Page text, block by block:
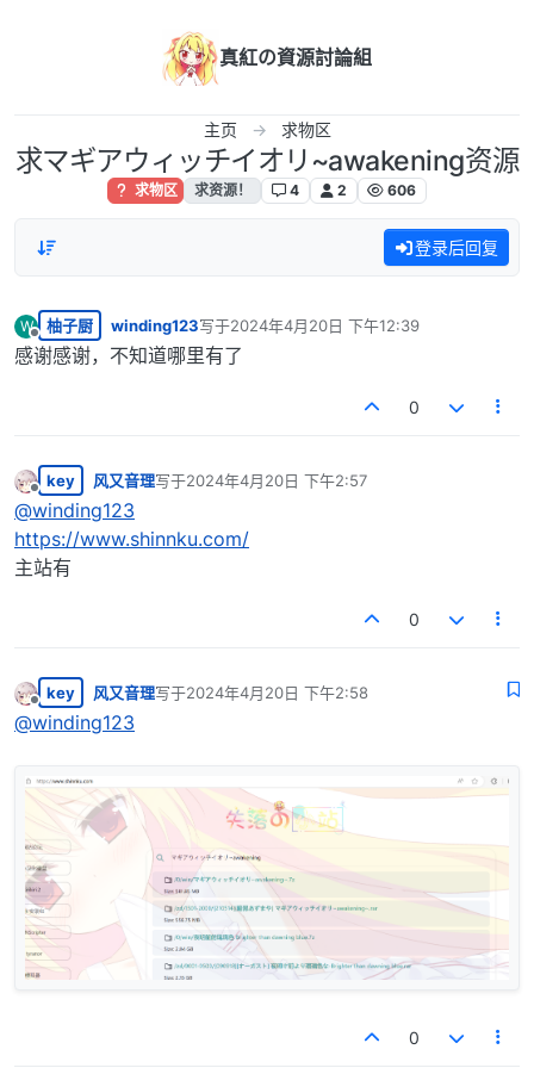
真紅の資源討論組
主页 求物区
求マギアウィッチイオリ~awakening资源
求物区 求资源！ 4 2 606
登录后回复
W
离线
柚子厨 winding123写于2024年4月20日 下午12:39
最后由 编辑
感谢感谢，不知道哪里有了
0
离线
key 风又音理写于2024年4月20日 下午2:57
最后由 编辑
@winding123
https://www.shinnku.com/
主站有
0
离线
key 风又音理写于2024年4月20日 下午2:58
最后由 编辑
@winding123
0